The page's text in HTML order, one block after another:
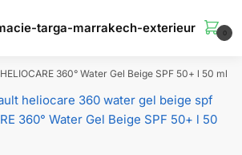
0
HELIOCARE 360° Water Gel Beige SPF 50+ l 50 ml